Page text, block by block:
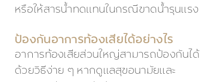
หรือให้สารน้ำทดแทนในกรณีขาดน้ำรุนแรง
ป้องกันอาการท้องเสียได้อย่างไร
อาการท้องเสียส่วนใหญ่สามารถป้องกันได้
ด้วยวิธีง่าย ๆ หากดูแลสุขอนามัยและ